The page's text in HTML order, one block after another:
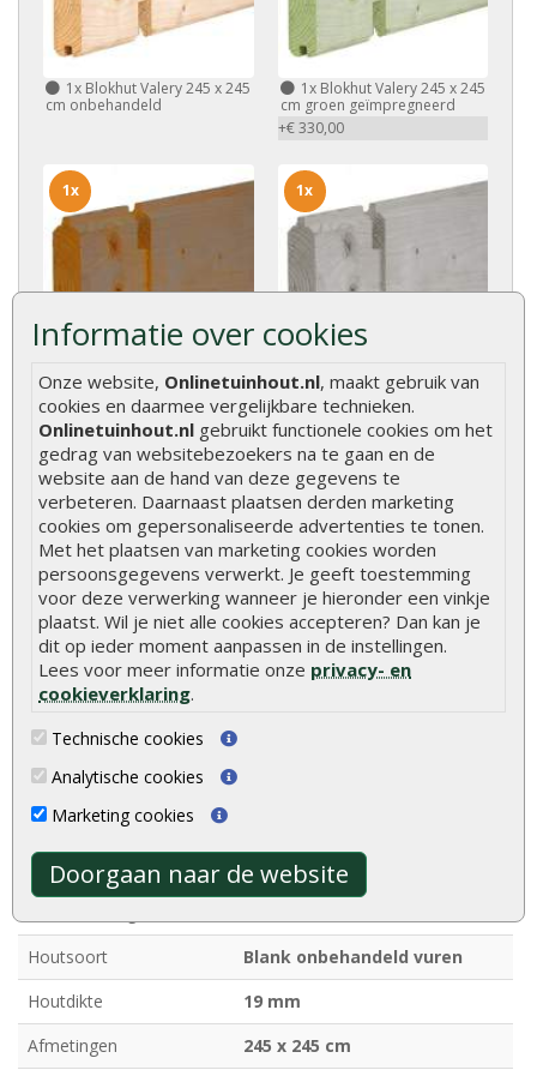
Informatie over cookies
Onze website, Onlinetuinhout.nl, maakt gebruik van
cookies en daarmee vergelijkbare technieken.
Onlinetuinhout.nl gebruikt functionele cookies om het
gedrag van websitebezoekers na te gaan en de
website aan de hand van deze gegevens te
verbeteren. Daarnaast plaatsen derden marketing
cookies om gepersonaliseerde advertenties te tonen.
Met het plaatsen van marketing cookies worden
persoonsgegevens verwerkt. Je geeft toestemming
voor deze verwerking wanneer je hieronder een vinkje
plaatst. Wil je niet alle cookies accepteren? Dan kan je
dit op ieder moment aanpassen in de instellingen.
Lees voor meer informatie onze privacy- en
cookieverklaring.
Technische cookies
Analytische cookies
Marketing cookies
Doorgaan naar de website
1x Blokhut Valery 245 x 245
cm onbehandeld
1xBlokhut Valery 245 x 245
cm groen geïmpregneerd
+€ 330,00
1x Blokhut Valery 245 x 245
cm bruin geïmpregneerd
+€ 330,00
1x
1xBlokhut Valery 245 x 245
cm grijs geïmpregneerd
+€ 330,00
1x
1x Blokhut Valery 245 x 245
cm honinggeel
+€ 330,00
1x
1xBlokhut Valery 245 x 245
1x
Kenmerken
Merk
Tuindeco
Houtsoort
Blank onbehandeld vuren
Houtdikte
19 mm
Afmetingen
245 x 245 cm